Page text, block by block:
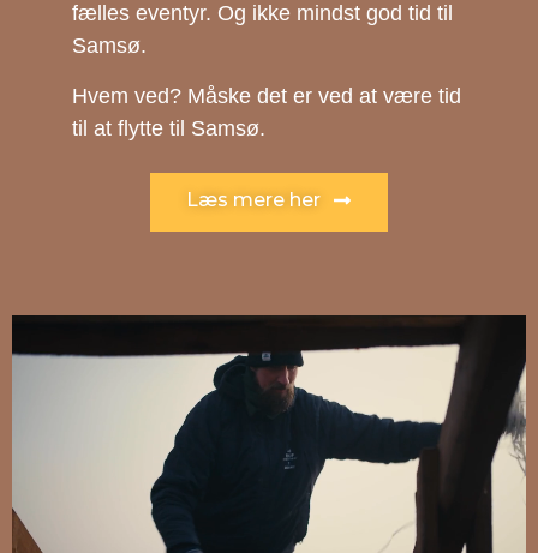
fælles eventyr. Og ikke mindst god tid til
Samsø.
Hvem ved? Måske det er ved at være tid
til at flytte til Samsø.
Læs mere her